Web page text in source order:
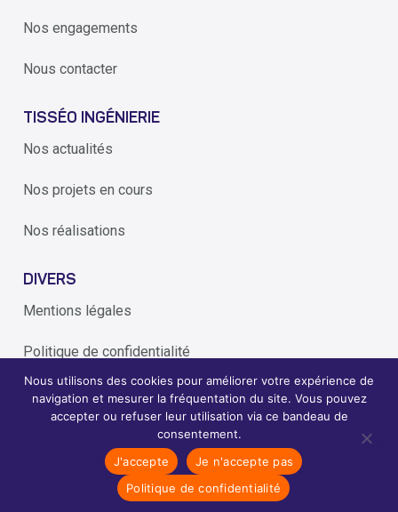
Nos engagements
Nous contacter
TISSÉO INGÉNIERIE
Nos actualités
Nos projets en cours
Nos réalisations
DIVERS
Mentions légales
Politique de confidentialité
Alerte éthique
Tisseo Ingenierie - conçoit et réalise les transports de
demain
Création du site internet par l'agence Periwinkle
Nous utilisons des cookies pour améliorer votre expérience de
navigation et mesurer la fréquentation du site. Vous pouvez
accepter ou refuser leur utilisation via ce bandeau de
consentement.
J'accepte
Je n'accepte pas
Politique de confidentialité